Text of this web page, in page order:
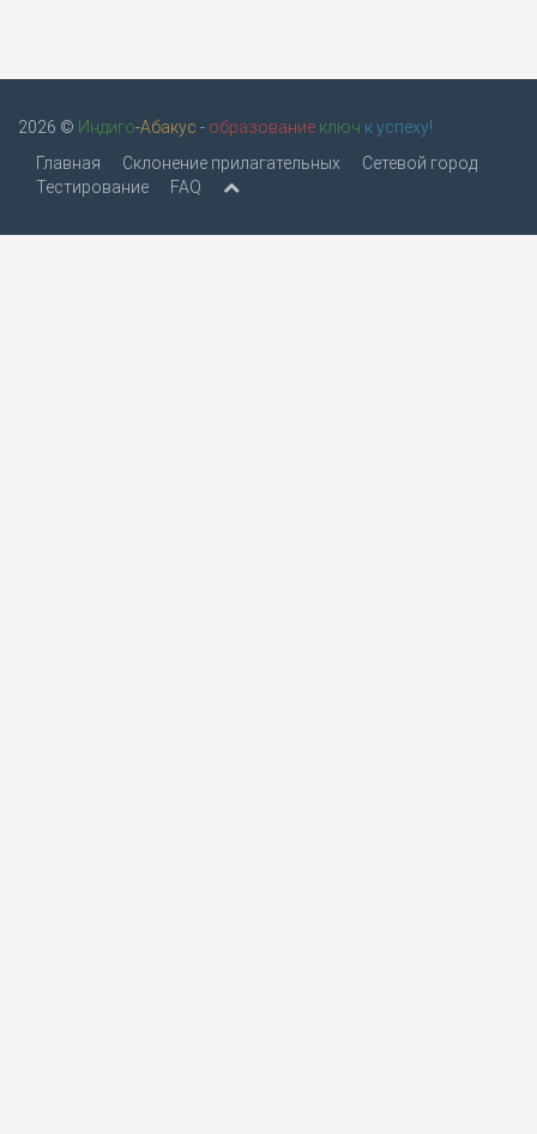
2026 © Индиго-Абакус - образование ключ к успеху!
Главная
Склонение прилагательных
Сетевой город
Тестирование
FAQ